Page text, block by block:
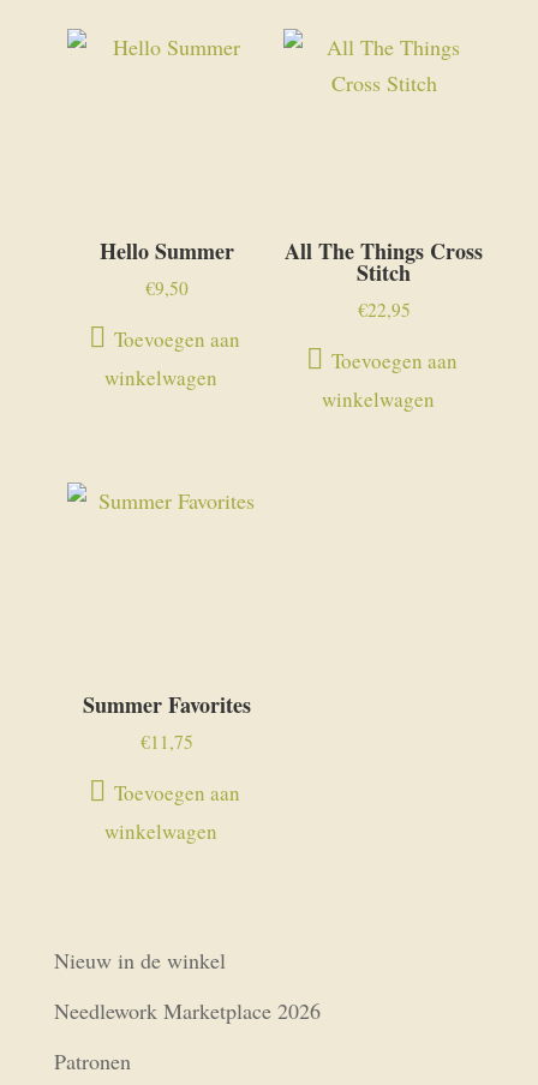
Hello Summer
€9,50
Toevoegen aan
winkelwagen
All The Things Cross
Stitch
€22,95
Toevoegen aan
winkelwagen
Summer Favorites
€11,75
Toevoegen aan
winkelwagen
Nieuw in de winkel
Needlework Marketplace 2026
Patronen